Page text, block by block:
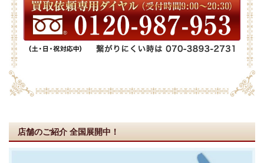
店舗のご紹介 全国展開中！